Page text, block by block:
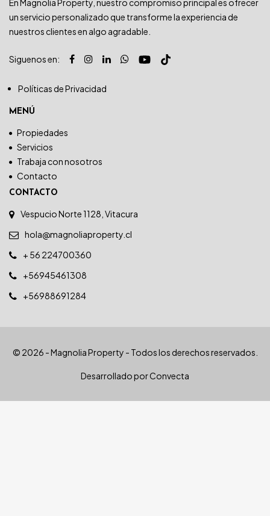
En Magnolia Property, nuestro compromiso principal es ofrecer
un servicio personalizado que transforme la experiencia de
nuestros clientes en algo agradable.
Siguenos en:
Políticas de Privacidad
MENÚ
Propiedades
Servicios
Trabaja con nosotros
Contacto
CONTACTO
Vespucio Norte 1128, Vitacura
hola@magnoliaproperty.cl
+ 56 224700360
+56945461308
+56988691284
© 2026 - Magnolia Property - Todos los derechos reservados.
Desarrollado porConvecta